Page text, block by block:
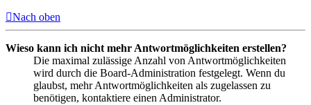
Nach oben
Wieso kann ich nicht mehr Antwortmöglichkeiten erstellen?
Die maximal zulässige Anzahl von Antwortmöglichkeiten
wird durch die Board-Administration festgelegt. Wenn du
glaubst, mehr Antwortmöglichkeiten als zugelassen zu
benötigen, kontaktiere einen Administrator.